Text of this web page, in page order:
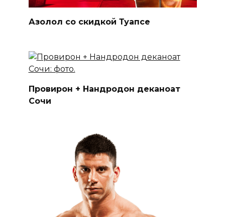
Азолол со скидкой Туапсе
Провирон + Нандродон деканоат
Сочи